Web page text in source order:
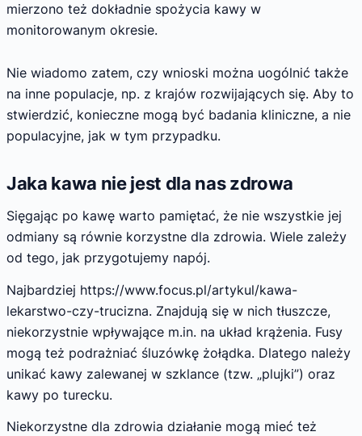
mierzono też dokładnie spożycia kawy w
monitorowanym okresie.
Nie wiadomo zatem, czy wnioski można uogólnić także
na inne populacje, np. z krajów rozwijających się. Aby to
stwierdzić, konieczne mogą być badania kliniczne, a nie
populacyjne, jak w tym przypadku.
Jaka kawa nie jest dla nas zdrowa
Sięgając po kawę warto pamiętać, że nie wszystkie jej
odmiany są równie korzystne dla zdrowia. Wiele zależy
od tego, jak przygotujemy napój.
Najbardziej https://www.focus.pl/artykul/kawa-
lekarstwo-czy-trucizna. Znajdują się w nich tłuszcze,
niekorzystnie wpływające m.in. na układ krążenia. Fusy
mogą też podrażniać śluzówkę żołądka. Dlatego należy
unikać kawy zalewanej w szklance (tzw. „plujki”) oraz
kawy po turecku.
Niekorzystne dla zdrowia działanie mogą mieć też